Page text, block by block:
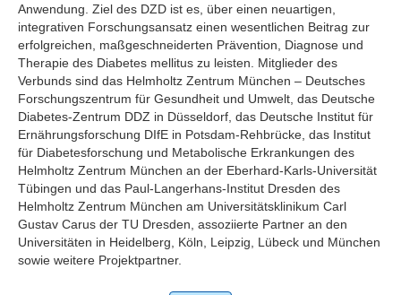
Anwendung. Ziel des DZD ist es, über einen neuartigen,
integrativen Forschungsansatz einen wesentlichen Beitrag zur
erfolgreichen, maßgeschneiderten Prävention, Diagnose und
Therapie des Diabetes mellitus zu leisten. Mitglieder des
Verbunds sind das Helmholtz Zentrum München – Deutsches
Forschungszentrum für Gesundheit und Umwelt, das Deutsche
Diabetes-Zentrum DDZ in Düsseldorf, das Deutsche Institut für
Ernährungsforschung DIfE in Potsdam-Rehbrücke, das Institut
für Diabetesforschung und Metabolische Erkrankungen des
Helmholtz Zentrum München an der Eberhard-Karls-Universität
Tübingen und das Paul-Langerhans-Institut Dresden des
Helmholtz Zentrum München am Universitätsklinikum Carl
Gustav Carus der TU Dresden, assoziierte Partner an den
Universitäten in Heidelberg, Köln, Leipzig, Lübeck und München
sowie weitere Projektpartner.